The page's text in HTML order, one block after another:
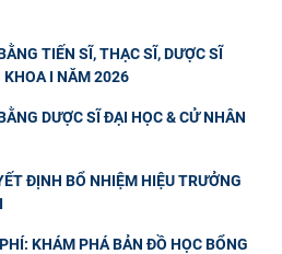
TIẾN SĨ, THẠC SĨ, DƯỢC SĨ
KHOA I NĂM 2026
DƯỢC SĨ ĐẠI HỌC & CỬ NHÂN
ĐỊNH BỔ NHIỆM HIỆU TRƯỞNG
KHÁM PHÁ BẢN ĐỒ HỌC BỔNG